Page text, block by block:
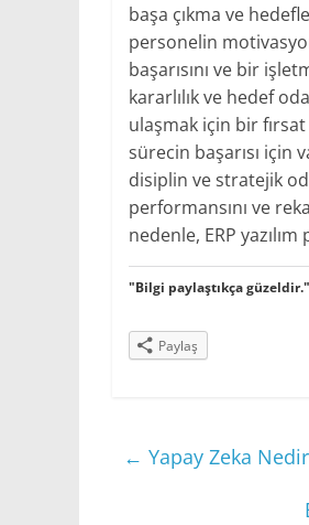
başa çıkma ve
personelin
başarısını ve bir
kararlılık ve hedef
ulaşmak için bir
sürecin başarısı için
disiplin ve stratejik
performansını ve
nedenle, ERP
"Bilgi paylaştıkça güzeldir."
Paylaş
← Yapay Zeka